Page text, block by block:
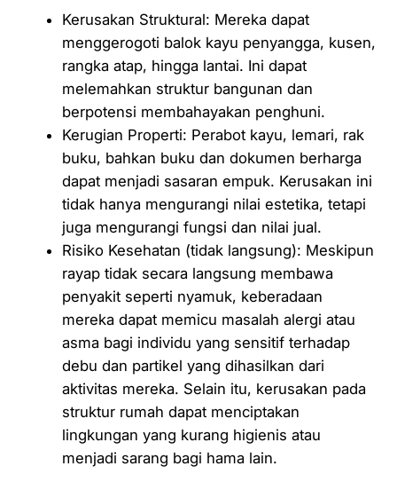
Kerusakan Struktural: Mereka dapat
menggerogoti balok kayu penyangga, kusen,
rangka atap, hingga lantai. Ini dapat
melemahkan struktur bangunan dan
berpotensi membahayakan penghuni.
Kerugian Properti: Perabot kayu, lemari, rak
buku, bahkan buku dan dokumen berharga
dapat menjadi sasaran empuk. Kerusakan ini
tidak hanya mengurangi nilai estetika, tetapi
juga mengurangi fungsi dan nilai jual.
Risiko Kesehatan (tidak langsung): Meskipun
rayap tidak secara langsung membawa
penyakit seperti nyamuk, keberadaan
mereka dapat memicu masalah alergi atau
asma bagi individu yang sensitif terhadap
debu dan partikel yang dihasilkan dari
aktivitas mereka. Selain itu, kerusakan pada
struktur rumah dapat menciptakan
lingkungan yang kurang higienis atau
menjadi sarang bagi hama lain.